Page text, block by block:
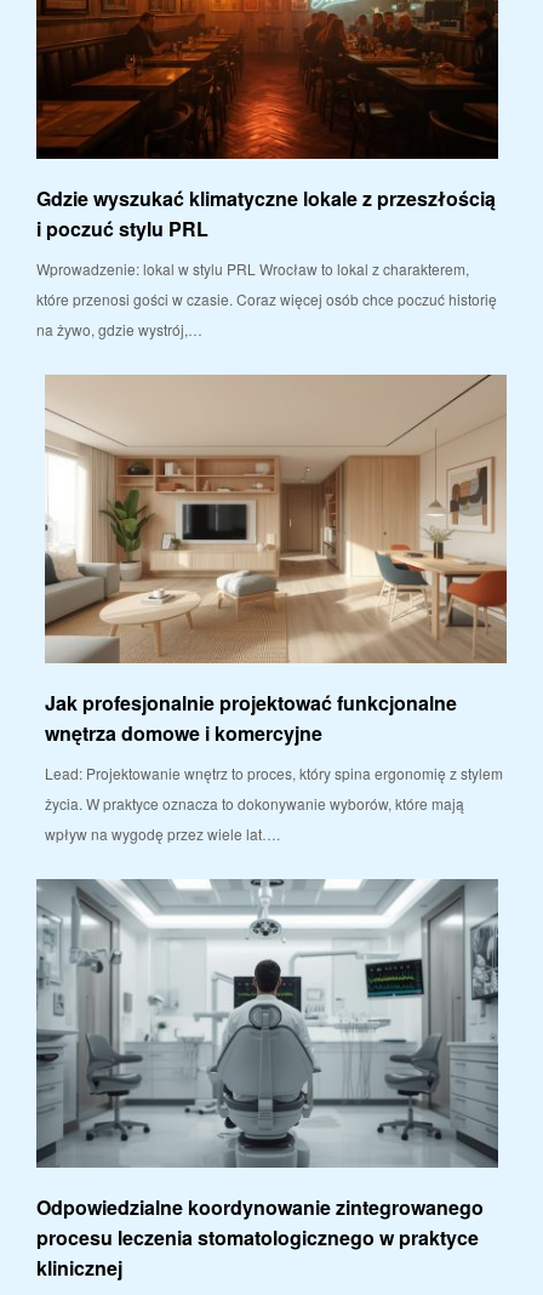
Gdzie wyszukać klimatyczne lokale z przeszłością
i poczuć stylu PRL
Wprowadzenie: lokal w stylu PRL Wrocław to lokal z charakterem,
które przenosi gości w czasie. Coraz więcej osób chce poczuć historię
na żywo, gdzie wystrój,…
Jak profesjonalnie projektować funkcjonalne
wnętrza domowe i komercyjne
Lead: Projektowanie wnętrz to proces, który spina ergonomię z stylem
życia. W praktyce oznacza to dokonywanie wyborów, które mają
wpływ na wygodę przez wiele lat….
Odpowiedzialne koordynowanie zintegrowanego
procesu leczenia stomatologicznego w praktyce
klinicznej